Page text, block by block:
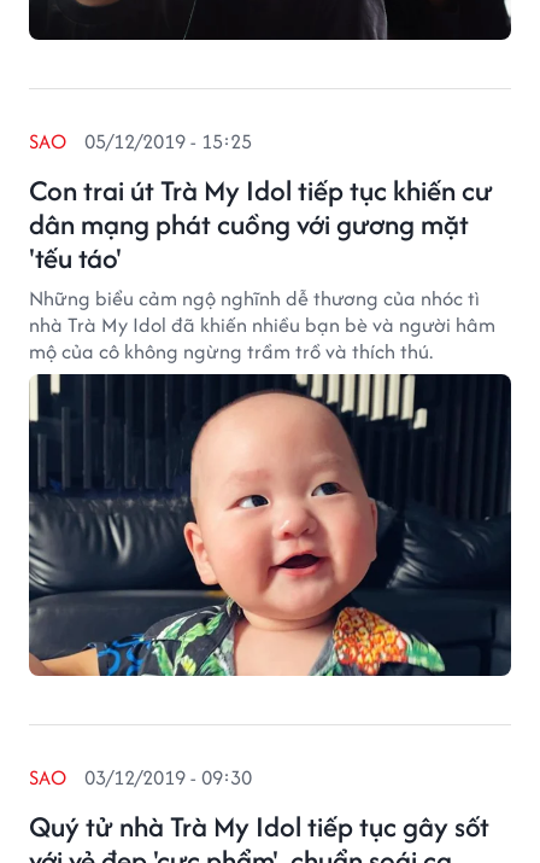
Con trai út Trà My Idol tiếp tục khiến cư
dân mạng phát cuồng với gương mặt
'tếu táo'
SAO 05/12/2019 - 15:25
Những biểu cảm ngộ nghĩnh dễ thương của nhóc tì
nhà Trà My Idol đã khiến nhiều bạn bè và người hâm
mộ của cô không ngừng trầm trồ và thích thú.
Quý tử nhà Trà My Idol tiếp tục gây sốt
SAO 03/12/2019 - 09:30